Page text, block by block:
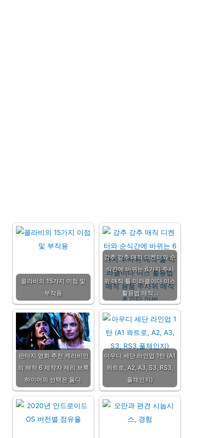
콜라비의 15가지 이점 및
부작용
강추 강추 매직 디켄터와 순
식간에 바뀌는 6가지 주사
위 매직 툴 미라클이다 이스
활용법 매직…
판타지 영화 추천 캐리비안
의 해적 6 제작자 제리 브룩
하이머의 선택은 옳다.
아우디 세단 라인업 1탄 (A1
콰트로, A2, A3, S3, RS3,
풀체인지)